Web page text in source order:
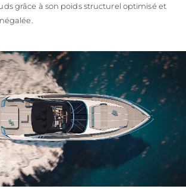
grâce à son poids structurel optimisé et